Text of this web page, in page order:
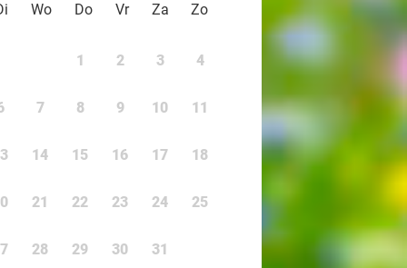
Wo Do Vr Za Zo
1 2 3 4
7 8 9 10 11
14 15 16 17 18
21 22 23 24 25
28 29 30 31